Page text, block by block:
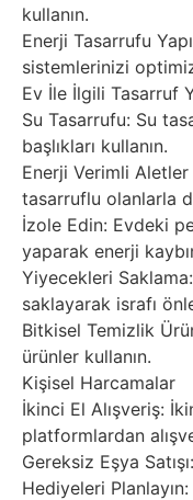
kullanın.
Enerji Tasarrufu
sistemlerinizi
Ev İle İlgili Tasarruf
Su Tasarrufu: Su
başlıkları kullanın.
Enerji Verimli
tasarruflu olanlarla
İzole Edin: Evdeki
yaparak enerji
Yiyecekleri
saklayarak israfı
Bitkisel Temizlik
ürünler kullanın.
Kişisel Harcamalar
İkinci El Alışveriş:
platformlardan
Gereksiz Eşya
Hediyeleri